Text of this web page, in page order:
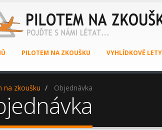
PILOTEM NA ZKOUŠKU VYHLÍDKOVÉ LETY
na zkoušku Objednávka